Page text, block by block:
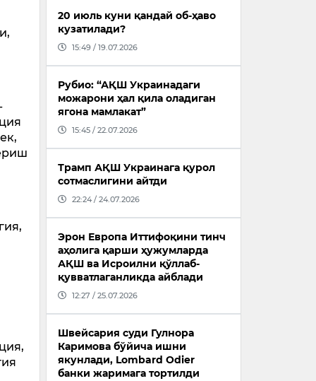
20 июль куни қандай об-ҳаво
кузатилади?
15:49 / 19.07.2026
Рубио: “АҚШ Украинадаги
можарони ҳал қила оладиган
ягона мамлакат”
15:45 / 22.07.2026
Трамп АҚШ Украинага қурол
сотмаслигини айтди
22:24 / 24.07.2026
Эрон Европа Иттифоқини тинч
аҳолига қарши ҳужумларда
АҚШ ва Исроилни қўллаб-
қувватлаганликда айблади
12:27 / 25.07.2026
Швейсария суди Гулнора
Каримова бўйича ишни
якунлади, Lombard Odier
банки жаримага тортилди